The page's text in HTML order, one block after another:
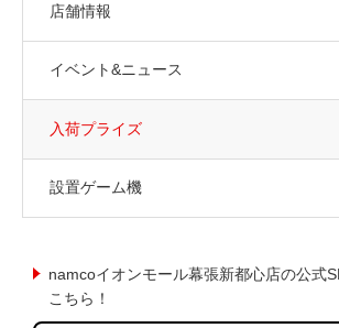
店舗情報
イベント&ニュース
入荷プライズ
設置ゲーム機
namcoイオンモール幕張新都心店の公式
こちら！